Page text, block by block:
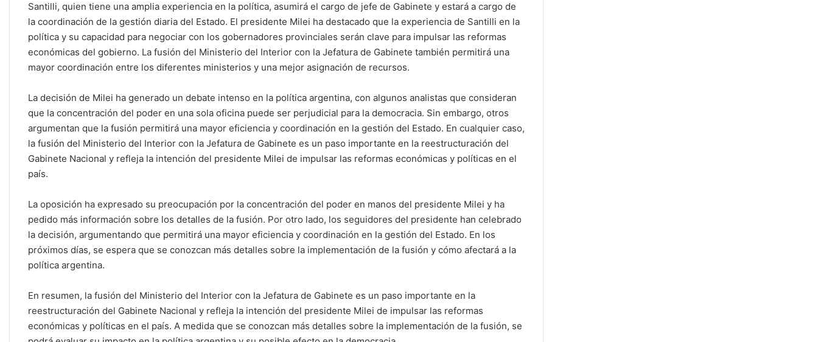
Santilli, quien tiene una amplia experiencia en la política, asumirá el cargo de jefe de Gabinete y estará a cargo de
la coordinación de la gestión diaria del Estado. El presidente Milei ha destacado que la experiencia de Santilli en la
política y su capacidad para negociar con los gobernadores provinciales serán clave para impulsar las reformas
económicas del gobierno. La fusión del Ministerio del Interior con la Jefatura de Gabinete también permitirá una
mayor coordinación entre los diferentes ministerios y una mejor asignación de recursos.
La decisión de Milei ha generado un debate intenso en la política argentina, con algunos analistas que consideran
que la concentración del poder en una sola oficina puede ser perjudicial para la democracia. Sin embargo, otros
argumentan que la fusión permitirá una mayor eficiencia y coordinación en la gestión del Estado. En cualquier caso,
la fusión del Ministerio del Interior con la Jefatura de Gabinete es un paso importante en la reestructuración del
Gabinete Nacional y refleja la intención del presidente Milei de impulsar las reformas económicas y políticas en el
país.
La oposición ha expresado su preocupación por la concentración del poder en manos del presidente Milei y ha
pedido más información sobre los detalles de la fusión. Por otro lado, los seguidores del presidente han celebrado
la decisión, argumentando que permitirá una mayor eficiencia y coordinación en la gestión del Estado. En los
próximos días, se espera que se conozcan más detalles sobre la implementación de la fusión y cómo afectará a la
política argentina.
En resumen, la fusión del Ministerio del Interior con la Jefatura de Gabinete es un paso importante en la
reestructuración del Gabinete Nacional y refleja la intención del presidente Milei de impulsar las reformas
económicas y políticas en el país. A medida que se conozcan más detalles sobre la implementación de la fusión, se